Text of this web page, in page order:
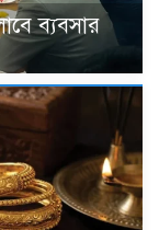
ব্যবসার